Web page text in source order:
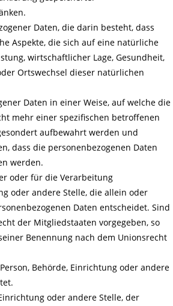
Daten, die darin besteht, dass
Aspekte, die sich auf eine natürliche
wirtschaftlicher Lage, Gesundheit,
Ortswechsel dieser natürlichen
Daten in einer Weise, auf welche die
mehr einer spezifischen betroffenen
aufbewahrt werden und
dass die personenbezogenen Daten
werden.
oder für die Verarbeitung
oder andere Stelle, die allein oder
Daten entscheidet. Sind
der Mitgliedstaaten vorgegeben, so
Benennung nach dem Unionsrecht
Behörde, Einrichtung oder andere
oder andere Stelle, der